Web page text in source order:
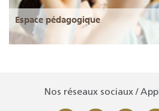
Espace pédagogique
Nos réseaux sociaux /